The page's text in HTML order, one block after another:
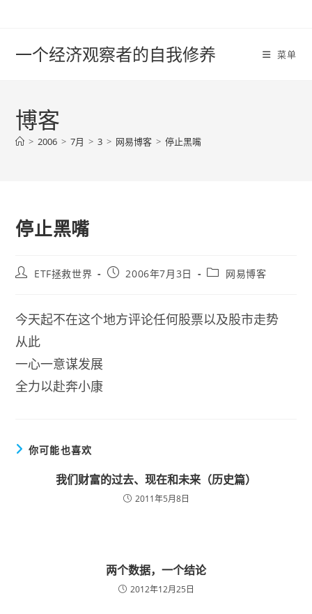
一个经济观察者的自我修养 菜单
博客
> 2006 > 7月 > 3 > 网易博客 > 停止黑嘴
停止黑嘴
PostETF拯救世界
Post2006年7月3日
Post网易博客
今天起不在这个地方评论任何股票以及股市走势
从此
一心一意谋发展
全力以赴奔小康
你可能也喜欢
我们财富的过去、现在和未来（历史篇）
2011年5月8日
两个数据，一个结论
2012年12月25日